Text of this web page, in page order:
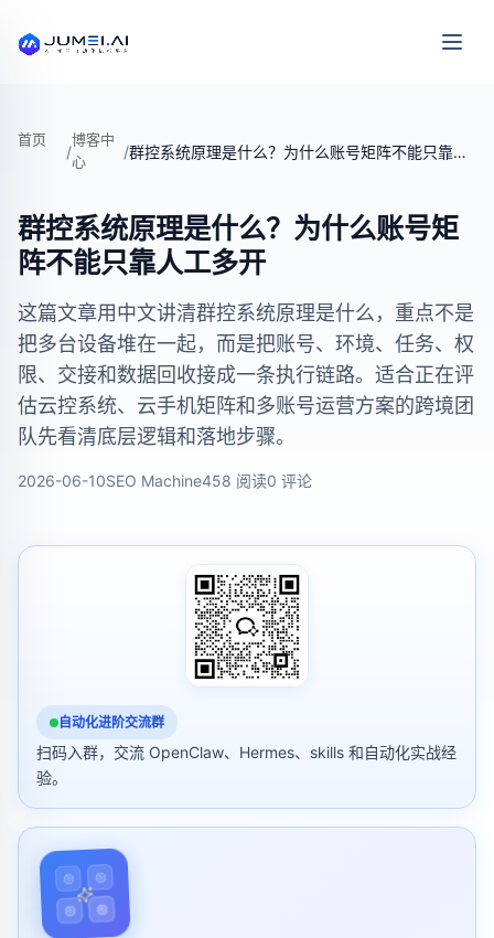
首页
/
博客中
心
/ 群控系统原理是什么？为什么账号矩阵不能只靠人工多开
群控系统原理是什么？为什么账号矩
阵不能只靠人工多开
这篇文章用中文讲清群控系统原理是什么，重点不是
把多台设备堆在一起，而是把账号、环境、任务、权
限、交接和数据回收接成一条执行链路。适合正在评
估云控系统、云手机矩阵和多账号运营方案的跨境团
队先看清底层逻辑和落地步骤。
2026-06-10SEO Machine458 阅读0 评论
自动化进阶交流群
扫码入群，交流 OpenClaw、Hermes、skills 和自动化实战经
验。